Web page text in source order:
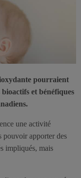
pourraient
et bénéfiques
une activité
pouvoir apporter des
impliqués, mais